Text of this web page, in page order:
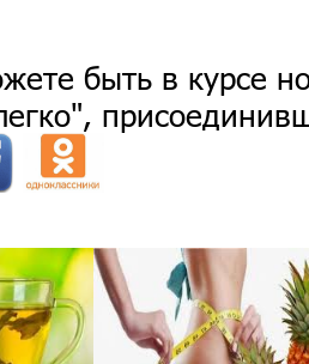
быть в курсе